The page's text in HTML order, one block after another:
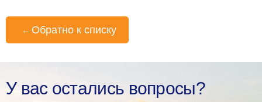
← Обратно к списку
У вас остались вопросы?